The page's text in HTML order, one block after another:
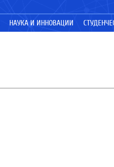
НАУКА И ИННОВАЦИИ